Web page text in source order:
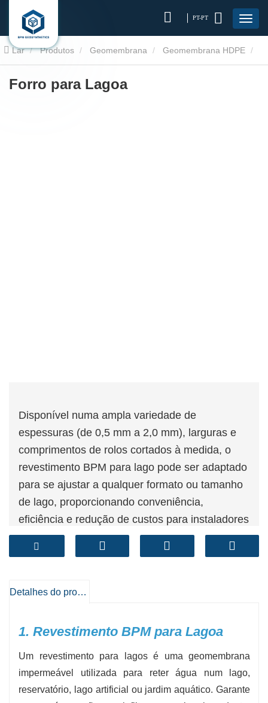
PT-PT
Lar Produtos Geomembrana Geomembrana HDPE
Forro para Lagoa
Forro para Lagoa
Disponível numa ampla variedade de
espessuras (de 0,5 mm a 2,0 mm), larguras e
comprimentos de rolos cortados à medida, o
revestimento BPM para lago pode ser adaptado
para se ajustar a qualquer formato ou tamanho
de lago, proporcionando conveniência,
eficiência e redução de custos para instaladores
e utilizadores finais.
-Opções de espessura
: 0,5 mm, 0,75 mm, 1,0
-Opções de cores
Baixos custos de proteção
necessidade de reparações primárias ou
substituições.
BPM’seuiner para lagoaforam utilizados com
sucesso em projetos em mais de 100 países,
Detalhes do produto
1. Revestimento BPM para Lagoa
Um revestimento para lagos é uma geomembrana
impermeável utilizada para reter água num lago,
reservatório, lago artificial ou jardim aquático. Garante